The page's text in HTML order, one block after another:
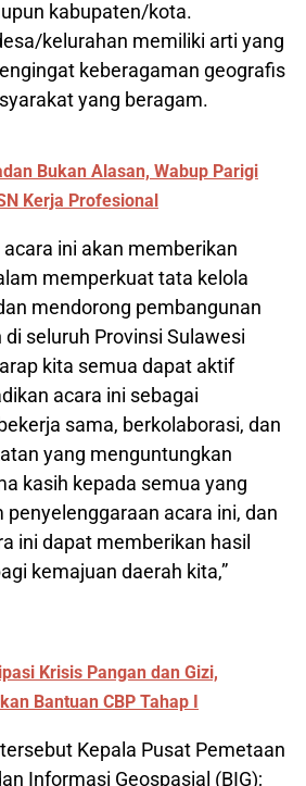
kabupaten/kota.
kelurahan memiliki arti yang
keberagaman geografis
yang beragam.
Bukan Alasan, Wabup Parigi
Kerja Profesional
acara ini akan memberikan
memperkuat tata kelola
mendorong pembangunan
seluruh Provinsi Sulawesi
kita semua dapat aktif
acara ini sebagai
sama, berkolaborasi, dan
yang menguntungkan
kasih kepada semua yang
acara ini, dan
ini dapat memberikan hasil
kemajuan daerah kita,”
Krisis Pangan dan Gizi,
Bantuan CBP Tahap I
Kepala Pusat Pemetaan
Informasi Geospasial (BIG);